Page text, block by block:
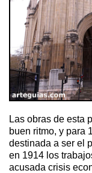
Las obras de esta
buen ritmo, y para
destinada a ser el
en 1914 los
acusada crisis